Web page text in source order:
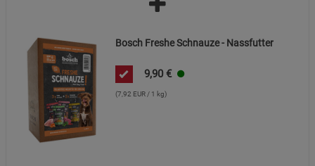
Bosch Freshe Schnauze - Nassfutter
9,90 €
(7,92 EUR / 1 kg)